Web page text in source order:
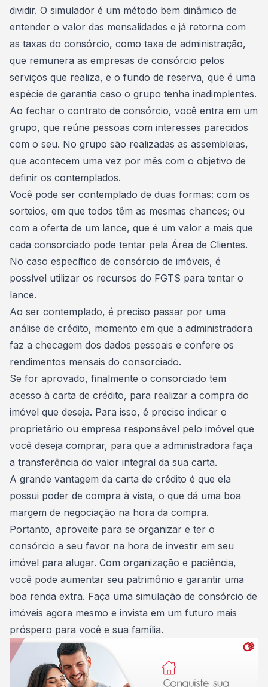
dividir. O simulador é um método bem dinâmico de
entender o valor das mensalidades e já retorna com
as taxas do consórcio, como taxa de administração,
que remunera as empresas de consórcio pelos
serviços que realiza, e o fundo de reserva, que é uma
espécie de garantia caso o grupo tenha inadimplentes.
Ao fechar o contrato de consórcio, você entra em um
grupo, que reúne pessoas com interesses parecidos
com o seu. No grupo são realizadas as assembleias,
que acontecem uma vez por mês com o objetivo de
definir os contemplados.
Você pode ser contemplado de duas formas: com os
sorteios, em que todos têm as mesmas chances; ou
com a oferta de um lance, que é um valor a mais que
cada consorciado pode tentar pela Área de Clientes.
No caso específico de consórcio de imóveis, é
possível utilizar os recursos do FGTS para tentar o
lance.
Ao ser contemplado, é preciso passar por uma
análise de crédito, momento em que a administradora
faz a checagem dos dados pessoais e confere os
rendimentos mensais do consorciado.
Se for aprovado, finalmente o consorciado tem
acesso à carta de crédito, para realizar a compra do
imóvel que deseja. Para isso, é preciso indicar o
proprietário ou empresa responsável pelo imóvel que
você deseja comprar, para que a administradora faça
a transferência do valor integral da sua carta.
A grande vantagem da carta de crédito é que ela
possui poder de compra à vista, o que dá uma boa
margem de negociação na hora da compra.
Portanto, aproveite para se organizar e ter o
consórcio a seu favor na hora de investir em seu
imóvel para alugar. Com organização e paciência,
você pode aumentar seu patrimônio e garantir uma
boa renda extra. Faça uma simulação de consórcio de
imóveis agora mesmo e invista em um futuro mais
próspero para você e sua família.